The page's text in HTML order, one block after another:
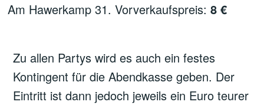
Am Hawerkamp 31. Vorverkaufspreis: 8 €
Zu allen Partys wird es auch ein festes
Kontingent für die Abendkasse geben. Der
Eintritt ist dann jedoch jeweils ein Euro teurer